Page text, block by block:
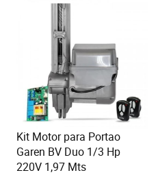
Kit Motor para Portao
Garen BV Duo 1/3 Hp
220V 1,97 Mts